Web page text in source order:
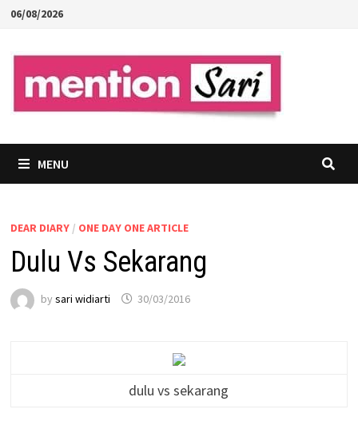
Skip
content
06/08/2026
MENU
DEAR DIARY/ ONE DAY ONE ARTICLE
Dulu Vs Sekarang
by sari widiarti 30/03/2016
dulu vs sekarang